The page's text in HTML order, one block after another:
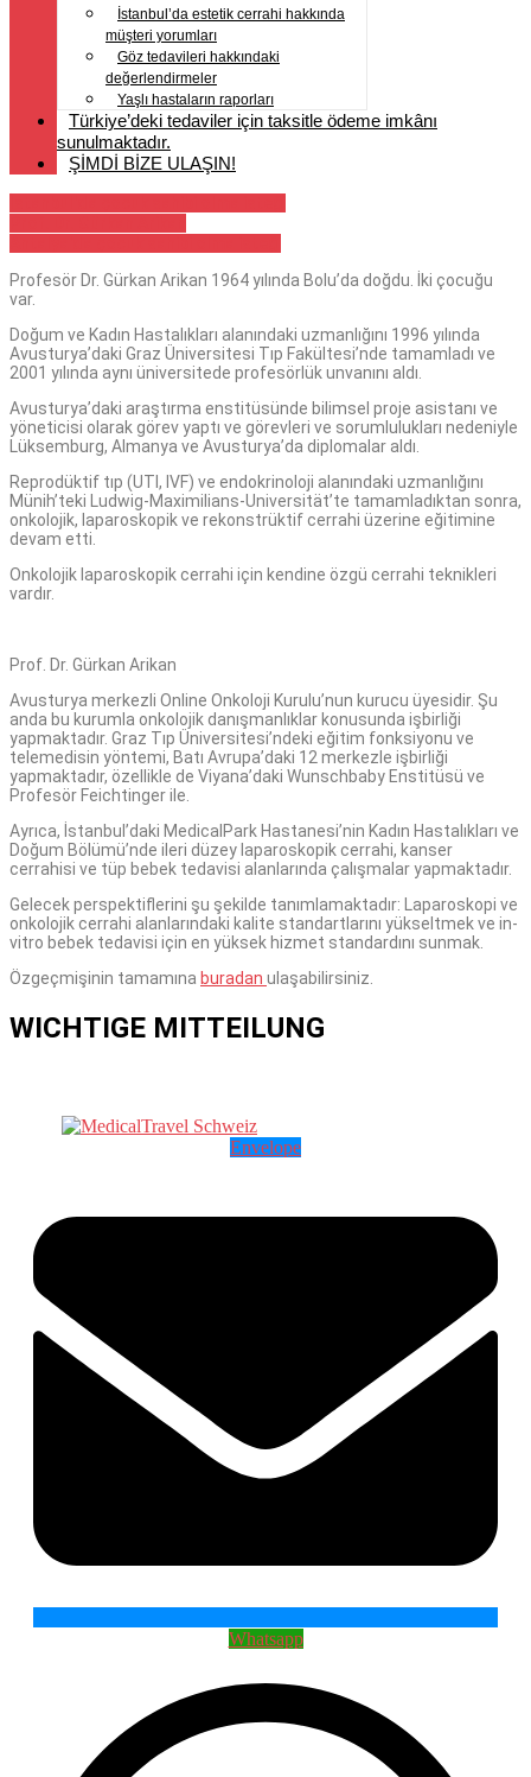
İstanbul’da estetik cerrahi hakkında
müşteri yorumları
Göz tedavileri hakkındaki
değerlendirmeler
Yaşlı hastaların raporları
Türkiye’deki tedaviler için taksitle ödeme imkânı
sunulmaktadır.
ŞİMDİ BİZE ULAŞIN!
Profesör Dr. Gürkan Arikan 1964 yılında Bolu’da doğdu. İki çocuğu
var.
Doğum ve Kadın Hastalıkları alanındaki uzmanlığını 1996 yılında
Avusturya’daki Graz Üniversitesi Tıp Fakültesi’nde tamamladı ve
2001 yılında aynı üniversitede profesörlük unvanını aldı.
Avusturya’daki araştırma enstitüsünde bilimsel proje asistanı ve
yöneticisi olarak görev yaptı ve görevleri ve sorumlulukları nedeniyle
Lüksemburg, Almanya ve Avusturya’da diplomalar aldı.
Reprodüktif tıp (UTI, IVF) ve endokrinoloji alanındaki uzmanlığını
Münih’teki Ludwig-Maximilians-Universität’te tamamladıktan sonra,
onkolojik, laparoskopik ve rekonstrüktif cerrahi üzerine eğitimine
devam etti.
Onkolojik laparoskopik cerrahi için kendine özgü cerrahi teknikleri
vardır.
Prof. Dr. Gürkan Arikan
Avusturya merkezli Online Onkoloji Kurulu’nun kurucu üyesidir. Şu
anda bu kurumla onkolojik danışmanlıklar konusunda işbirliği
yapmaktadır. Graz Tıp Üniversitesi’ndeki eğitim fonksiyonu ve
telemedisin yöntemi, Batı Avrupa’daki 12 merkezle işbirliği
yapmaktadır, özellikle de Viyana’daki Wunschbaby Enstitüsü ve
Profesör Feichtinger ile.
Ayrıca, İstanbul’daki MedicalPark Hastanesi’nin Kadın Hastalıkları ve
Doğum Bölümü’nde ileri düzey laparoskopik cerrahi, kanser
cerrahisi ve tüp bebek tedavisi alanlarında çalışmalar yapmaktadır.
Gelecek perspektiflerini şu şekilde tanımlamaktadır: Laparoskopi ve
onkolojik cerrahi alanlarındaki kalite standartlarını yükseltmek ve in-
vitro bebek tedavisi için en yüksek hizmet standardını sunmak.
Özgeçmişinin tamamına buradan ulaşabilirsiniz.
WICHTIGE MITTEILUNG
Envelope
Whatsapp